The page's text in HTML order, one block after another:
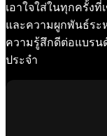
เอาใจใส่ในทุกครั้ง
และความผูกพันธ์ระ
ความรู้สึกดีต่อแบรน
ประจำ